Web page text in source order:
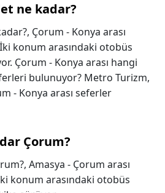
ne kadar?
Çorum - Konya arası
konum arasındaki otobüs
Çorum - Konya arası hangi
bulunuyor? Metro Turizm,
- Konya arası seferler
Çorum?
Amasya - Çorum arası
konum arasındaki otobüs